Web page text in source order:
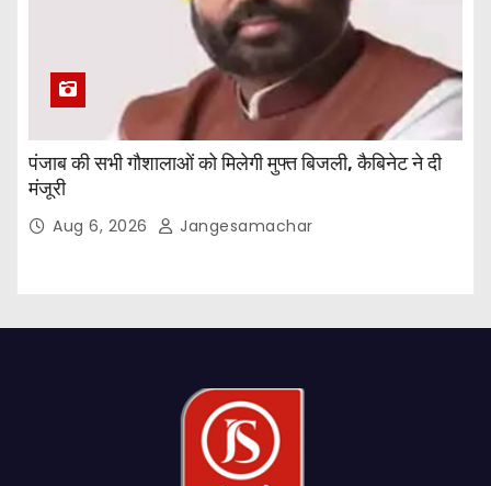
पंजाब की सभी गौशालाओं को मिलेगी मुफ्त बिजली, कैबिनेट ने दी
मंजूरी
Aug 6, 2026 Jangesamachar